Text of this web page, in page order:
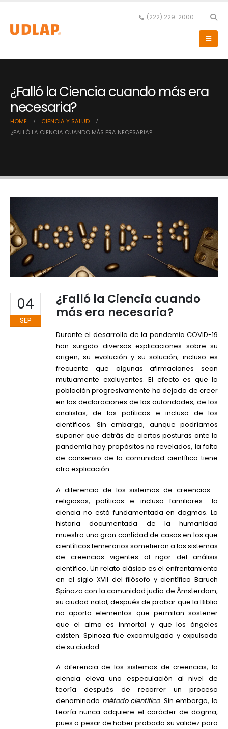
(222) 229-2000
¿Falló la Ciencia cuando más era
necesaria?
HOME
CIENCIA Y SALUD
¿FALLÓ LA CIENCIA CUANDO MÁS ERA NECESARIA?
04
SEP
¿Falló la Ciencia cuando
más era necesaria?
Durante el desarrollo de la pandemia COVID-19
han surgido diversas explicaciones sobre su
origen, su evolución y su solución; incluso es
frecuente que algunas afirmaciones sean
mutuamente excluyentes. El efecto es que la
población progresivamente ha dejado de creer
en las declaraciones de las autoridades, de los
analistas, de los políticos e incluso de los
científicos. Sin embargo, aunque podríamos
suponer que detrás de ciertas posturas ante la
pandemia hay propósitos no revelados, la falta
de consenso de la comunidad científica tiene
otra explicación.
A diferencia de los sistemas de creencias -
religiosos, políticos e incluso familiares- la
ciencia no está fundamentada en dogmas. La
historia documentada de la humanidad
muestra una gran cantidad de casos en los que
científicos temerarios sometieron a los sistemas
de creencias vigentes al rigor del análisis
científico. Un relato clásico es el enfrentamiento
en el siglo XVII del filósofo y científico Baruch
Spinoza con la comunidad judía de Ámsterdam,
su ciudad natal, después de probar que la Biblia
no aporta elementos que permitan sostener
que el alma es inmortal y que los ángeles
existen. Spinoza fue excomulgado y expulsado
de su ciudad.
A diferencia de los sistemas de creencias, la
ciencia eleva una especulación al nivel de
teoría después de recorrer un proceso
denominado método científico. Sin embargo, la
teoría nunca adquiere el carácter de dogma,
pues a pesar de haber probado su validez para